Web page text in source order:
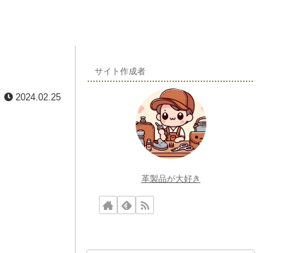
2024.02.25
サイト作成者
革製品が大好き